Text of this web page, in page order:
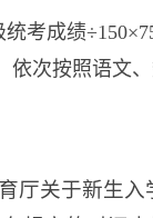
考成绩
依次按照语文
关于新生入